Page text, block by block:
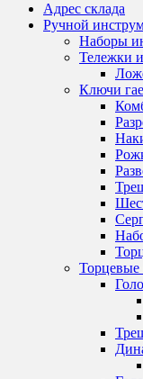
Адрес склада
Ручной
Наборы
Тележки
Ключи
Торцевые